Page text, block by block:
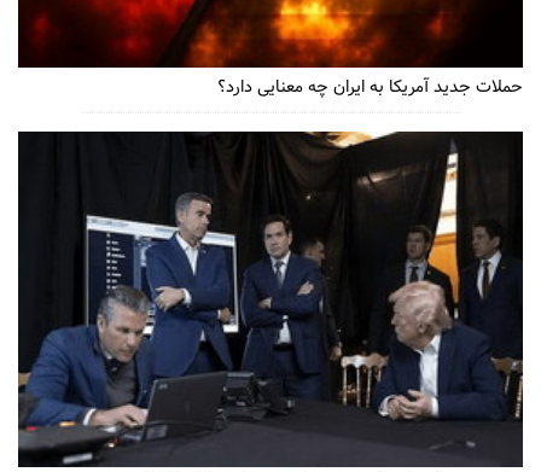
حملات جدید آمریکا به ایران چه معنایی دارد؟